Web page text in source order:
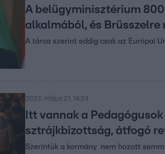
A belügyminisztérium
alkalmából, és Brüsszelre
A tárca szerint eddig csak az Európai
2023. május 21. 14:24
Itt vannak a
sztrájkbizottság, átfogó
Szerintük a kormány nem hozott